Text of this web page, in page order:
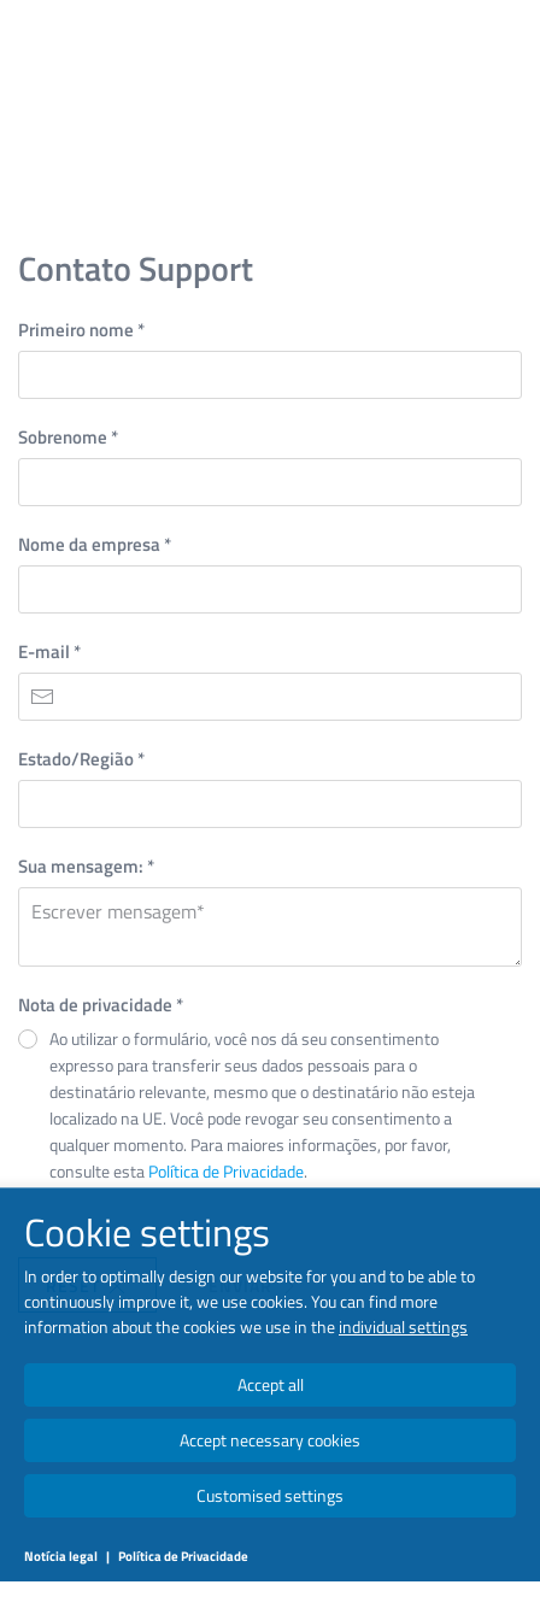
Contato Support
Primeiro nome *
Sobrenome *
Nome da empresa*
E-mail *
Estado/Região*
Sua mensagem: *
Nota de privacidade *
Ao utilizar o formulário, você nos dá seu consentimento
expresso para transferir seus dados pessoais para o
destinatário relevante, mesmo que o destinatário não esteja
localizado na UE. Você pode revogar seu consentimento a
qualquer momento. Para maiores informações, por favor,
consulte estaPolítica de Privacidade.
RESET ENVIAR
Cookie settings
In order to optimally design our website for you and to be able to
continuously improve it, we use cookies. You can find more
information about the cookies we use in theindividual settings
Accept all
Accept necessary cookies
Notícia legal | Política de Privacidade
Customised settings